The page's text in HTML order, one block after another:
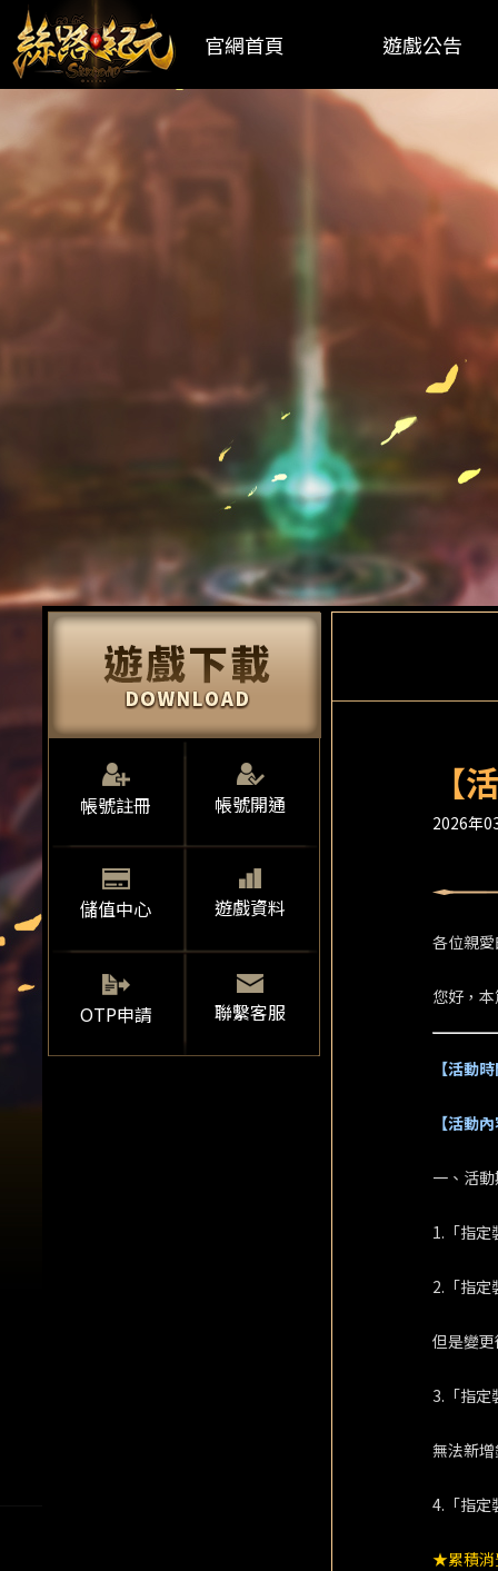
官網首頁 遊戲公告
帳號註冊 帳號開通
儲值中心 遊戲資料
OTP申請 聯繫客服
【
2026年
各位親
您好，
【活動
【活動
一、活
1.「指
2.「指定
但是變
3.「指定
無法新
4.「指定
★累積消